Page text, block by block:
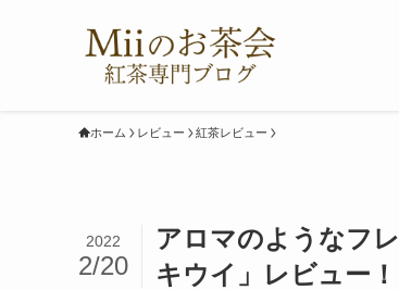
ホーム レビュー 紅茶レビュー
アロマのようなフ
キウイ」レビュー！
2022
2/20